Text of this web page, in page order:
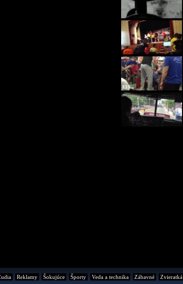
Reklamy Šokujúce Športy Veda a technika Zábavné Zvieratká